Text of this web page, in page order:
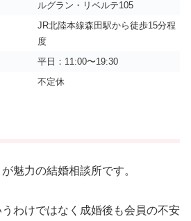
ルグラン・リベルテ105
JR北陸本線森田駅から徒歩15分程
度
平日：11:00〜19:30
不定休
魅力の結婚相談所です。
わけではなく成婚後も会員の不安